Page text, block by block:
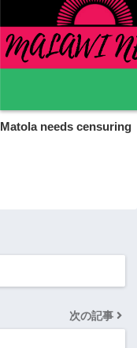
Matola needs censuring
次の記事